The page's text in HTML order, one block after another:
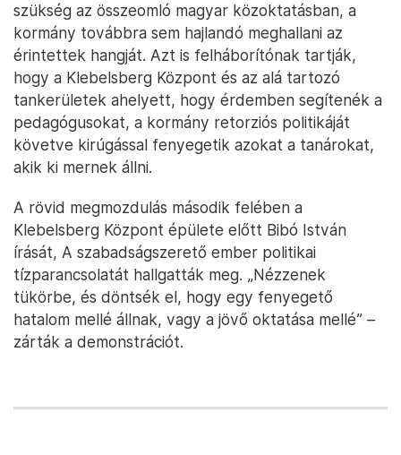
szükség az összeomló magyar közoktatásban, a
kormány továbbra sem hajlandó meghallani az
érintettek hangját. Azt is felháborítónak tartják,
hogy a Klebelsberg Központ és az alá tartozó
tankerületek ahelyett, hogy érdemben segítenék a
pedagógusokat, a kormány retorziós politikáját
követve kirúgással fenyegetik azokat a tanárokat,
akik ki mernek állni.
A rövid megmozdulás második felében a
Klebelsberg Központ épülete előtt Bibó István
írását, A szabadságszerető ember politikai
tízparancsolatát hallgatták meg. „Nézzenek
tükörbe, és döntsék el, hogy egy fenyegető
hatalom mellé állnak, vagy a jövő oktatása mellé” –
zárták a demonstrációt.